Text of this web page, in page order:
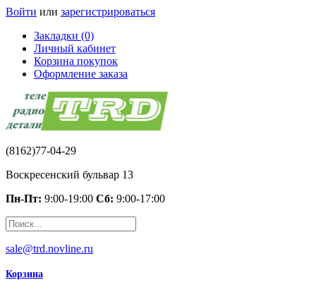
Войти или зарегистрироваться
Закладки (0)
Личный кабинет
Корзина покупок
Оформление заказа
(8162)77-04-29
Воскресенский бульвар 13
Пн-Пт: 9:00-19:00 Сб: 9:00-17:00
sale@trd.novline.ru
Корзина